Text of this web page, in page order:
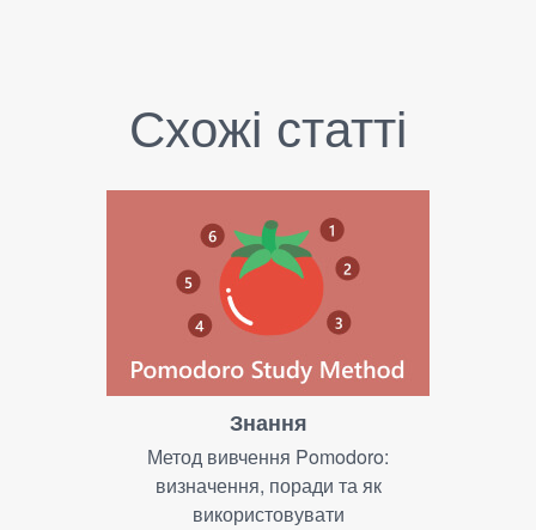
Схожі статті
Знання
Метод вивчення Pomodoro:
визначення, поради та як
використовувати